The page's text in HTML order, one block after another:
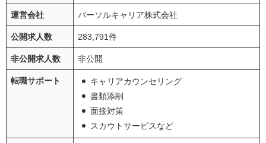
運営会社 パーソルキャリア株式会社
公開求人数 283,791件
非公開求人数 非公開
転職サポート
キャリアカウンセリング
書類添削
面接対策
スカウトサービスなど